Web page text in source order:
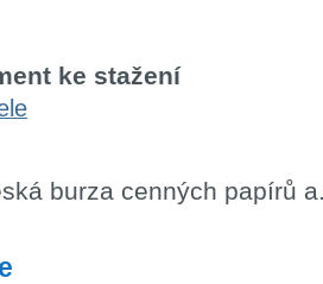
ke stažení
burza cenných papírů